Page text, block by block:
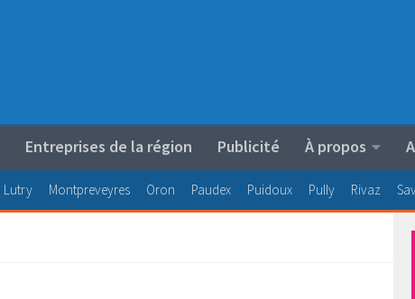
Entreprises de la région Publicité À propos
Lutry Montpreveyres Oron Paudex Puidoux Pully Rivaz